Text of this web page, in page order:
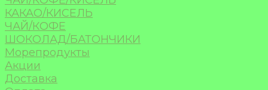
КАКАО/КИСЕЛЬ
ЧАЙ/КОФЕ
ШОКОЛАД/БАТОНЧИКИ
Морепродукты
Акции
Доставка